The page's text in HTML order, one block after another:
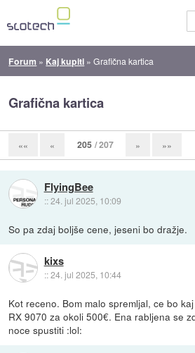
Forum » Kaj kupiti »Grafična kartica
Grafična kartica
«« « 205 / 207 » »»
FlyingBee
::24. jul 2025, 10:09
So pa zdaj boljše cene, jeseni bo dražje.
kixs
::24. jul 2025, 10:44
Kot receno. Bom malo spremljal, ce bo
RX 9070 za okoli 500€. Ena rabljena se
noce spustiti :lol: